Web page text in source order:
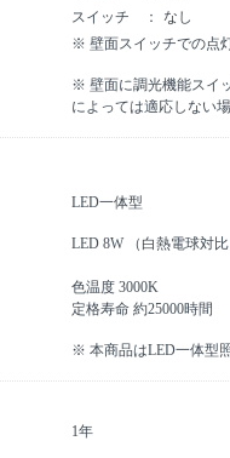
スイッチ
なし
※ 壁面スイッチでの点
※ 壁面に調光機能スイ
によっては適応しない
LED一体型
LED 8W （白熱電球対比
色温度 3000K
定格寿命 約25000時間
※ 本商品はLED一体型
1年